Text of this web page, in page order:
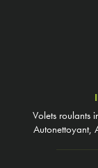
Volets roulants
Autonettoyant,